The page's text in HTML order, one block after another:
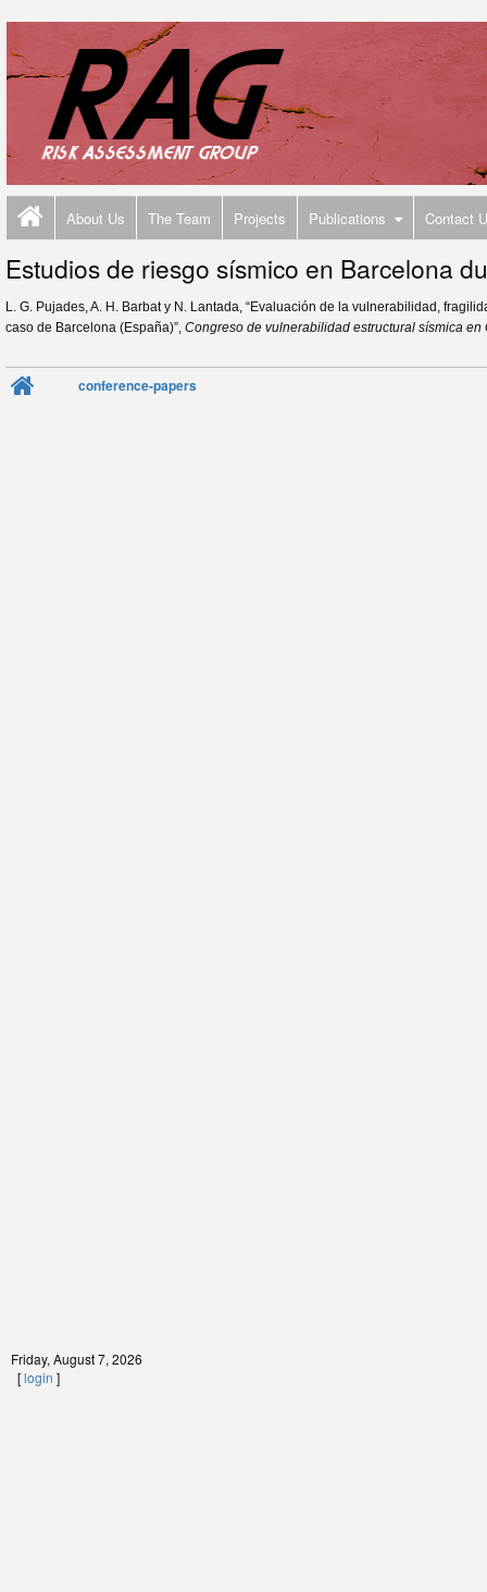
About Us The Team Projects Publications Contact
Estudios de riesgo sísmico en Barcelona
L. G. Pujades, A. H. Barbat y N. Lantada, “Evaluación de la vulnerabilidad,
caso de Barcelona (España)”, Congreso de vulnerabilidad estructural sísmica en
conference-papers
Friday, August 7, 2026
[login ]